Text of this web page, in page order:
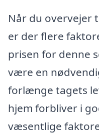
Når du overvejer
er der flere
prisen for denne
være en
forlænge tagets
hjem forbliver i
væsentlige